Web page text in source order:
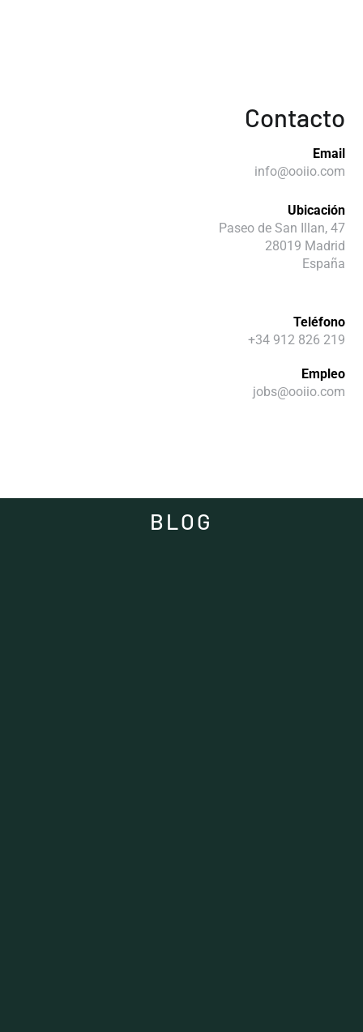
Contacto
Email
info@ooiio.com
Ubicación
Paseo de San Illan, 47
28019 Madrid
España
Teléfono
+34 912 826 219
Empleo
jobs@ooiio.com
BLOG